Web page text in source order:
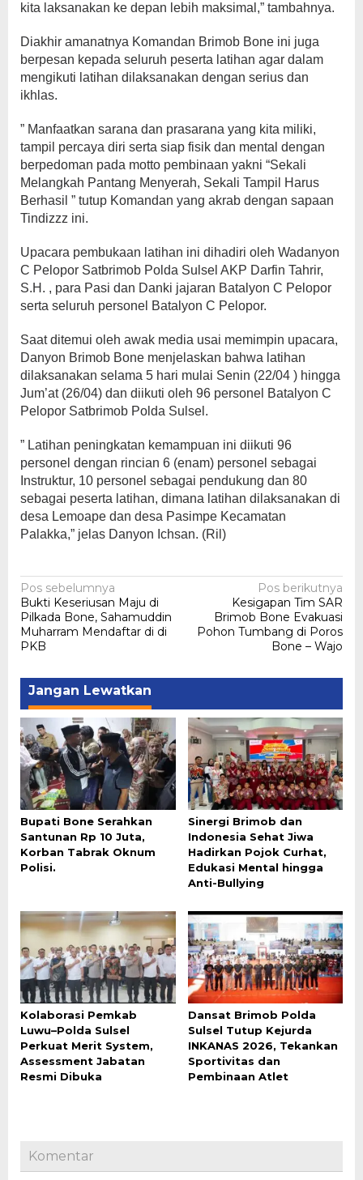
kita laksanakan ke depan lebih maksimal,” tambahnya.
Diakhir amanatnya Komandan Brimob Bone ini juga
berpesan kepada seluruh peserta latihan agar dalam
mengikuti latihan dilaksanakan dengan serius dan
ikhlas.
” Manfaatkan sarana dan prasarana yang kita miliki,
tampil percaya diri serta siap fisik dan mental dengan
berpedoman pada motto pembinaan yakni “Sekali
Melangkah Pantang Menyerah, Sekali Tampil Harus
Berhasil ” tutup Komandan yang akrab dengan sapaan
Tindizzz ini.
Upacara pembukaan latihan ini dihadiri oleh Wadanyon
C Pelopor Satbrimob Polda Sulsel AKP Darfin Tahrir,
S.H. , para Pasi dan Danki jajaran Batalyon C Pelopor
serta seluruh personel Batalyon C Pelopor.
Saat ditemui oleh awak media usai memimpin upacara,
Danyon Brimob Bone menjelaskan bahwa latihan
dilaksanakan selama 5 hari mulai Senin (22/04 ) hingga
Jum’at (26/04) dan diikuti oleh 96 personel Batalyon C
Pelopor Satbrimob Polda Sulsel.
” Latihan peningkatan kemampuan ini diikuti 96
personel dengan rincian 6 (enam) personel sebagai
Instruktur, 10 personel sebagai pendukung dan 80
sebagai peserta latihan, dimana latihan dilaksanakan di
desa Lemoape dan desa Pasimpe Kecamatan
Palakka,” jelas Danyon Ichsan. (Ril)
Navigasi
pos
Pos sebelumnya
Bukti Keseriusan Maju di
Pilkada Bone, Sahamuddin
Muharram Mendaftar di di
PKB
Pos berikutnya
Kesigapan Tim SAR
Brimob Bone Evakuasi
Pohon Tumbang di Poros
Bone – Wajo
Jangan Lewatkan
Bupati Bone Serahkan
Santunan Rp 10 Juta,
Korban Tabrak Oknum
Polisi.
Sinergi Brimob dan
Indonesia Sehat Jiwa
Hadirkan Pojok Curhat,
Edukasi Mental hingga
Anti-Bullying
Kolaborasi Pemkab
Luwu–Polda Sulsel
Perkuat Merit System,
Assessment Jabatan
Resmi Dibuka
Dansat Brimob Polda
Sulsel Tutup Kejurda
INKANAS 2026, Tekankan
Sportivitas dan
Pembinaan Atlet
Komentar